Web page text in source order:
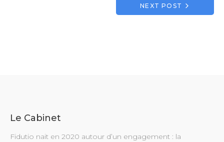
NEXT POST
Le Cabinet
Fidutio nait en 2020 autour d’un engagement : la